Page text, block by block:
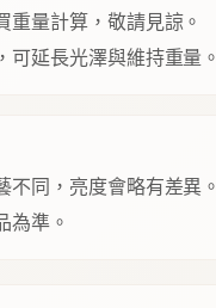
重量計算，敬請見諒。
可延長光澤與維持重量。
不同，亮度會略有差異。
為準。